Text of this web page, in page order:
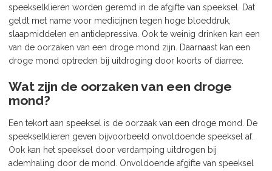
speekselklieren worden geremd in de afgifte van speeksel. Dat
geldt met name voor medicijnen tegen hoge bloeddruk,
slaapmiddelen en antidepressiva. Ook te weinig drinken kan een
van de oorzaken van een droge mond zijn. Daarnaast kan een
droge mond optreden bij uitdroging door koorts of diarree.
Wat zijn de oorzaken van een droge
mond?
Een tekort aan speeksel is de oorzaak van een droge mond. De
speekselklieren geven bijvoorbeeld onvoldoende speeksel af.
Ook kan het speeksel door verdamping uitdrogen bij
ademhaling door de mond. Onvoldoende afgifte van speeksel